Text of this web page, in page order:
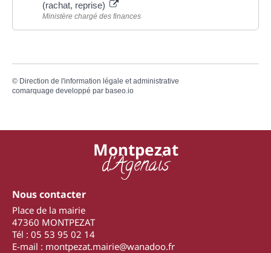
(rachat, reprise)
Ministère chargé des finances
© Direction de l'information légale et administrative
comarquage developpé par baseo.io
Montpezat
d'Agenais
Nous contacter
Place de la mairie
47360 MONTPEZAT
Tél : 05 53 95 02 14
E-mail : montpezat.mairie@wanadoo.fr